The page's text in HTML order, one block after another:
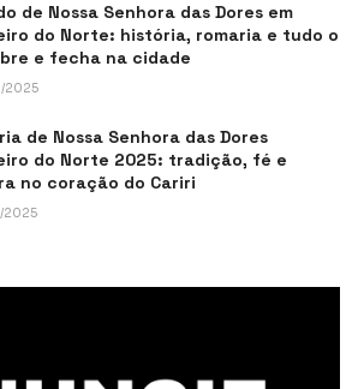
de Nossa Senhora das Dores em
do Norte: história, romaria e tudo o
e fecha na cidade
2025
de Nossa Senhora das Dores
do Norte 2025: tradição, fé e
no coração do Cariri
2025